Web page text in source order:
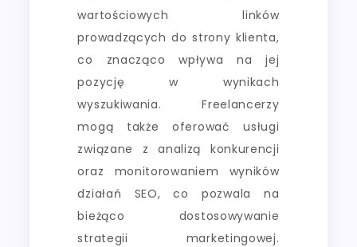
wartościowych linków
prowadzących do strony klienta,
co znacząco wpływa na jej
pozycję w wynikach
wyszukiwania. Freelancerzy
mogą także oferować usługi
związane z analizą konkurencji
oraz monitorowaniem wyników
działań SEO, co pozwala na
bieżąco dostosowywanie
strategii marketingowej.